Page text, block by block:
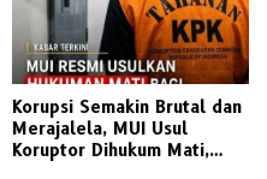
Korupsi Semakin Brutal dan
Merajalela, MUI Usul
Koruptor Dihukum Mati,